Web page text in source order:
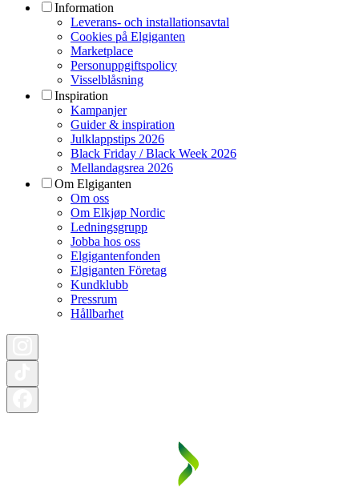
Information
Leverans- och installationsavtal
Cookies på Elgiganten
Marketplace
Personuppgiftspolicy
Visselblåsning
Inspiration
Kampanjer
Guider & inspiration
Julklappstips 2026
Black Friday / Black Week 2026
Mellandagsrea 2026
Om Elgiganten
Om oss
Om Elkjøp Nordic
Ledningsgrupp
Jobba hos oss
Elgigantenfonden
Elgiganten Företag
Kundklubb
Pressrum
Hållbarhet